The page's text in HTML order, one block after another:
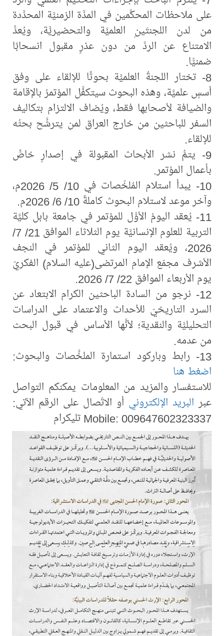
على ملاحظات المحكِّمين في المدَّة الزمنيَّة المحدَّدة
من لدن اللجنتَينِ العلميَّة والتحضيريَّة، ويُعدُّ
الامتناع عن الردِّ من دون عذرٍ مقبول انسحابًا
ضمنيًّا.
8- تختار اللجنةُ العلميَّة بحوثًا للإلقاء على وفق
أسسٍ علميَّة، وهذه البحوث سيتكفَّل المؤتمرُ بالإقامة
والضيافة لأصحابها فقط، ويُضاف الالتزام بتكاليف
السفر للباحثين من خارج العراق لمن يترشَّح بحثُه
للإلقاء.
9- يتمُّ نشر الأبحاث المقبولة في إصدارٍ خاصٍّ
بأعمال المؤتمر.
10- يبدأ استلام المُلخّصات في 10/ 5/ 2026م،
وآخر موعد لاستلام البحوث كاملةً 10/ 6/ 2026م.
11- يُعقد اليومُ الأوَّل للمؤتمر في جامعة بابل كليَّة
التربية للعلوم الإنسانيَّة يوم الثلاثاء الموافق 21/ 7/
2026، ويُعقد اليوم الثاني للمؤتمر في النجف
الأشرف مجمّع الإمام المرتضى(عليه السلام) الفكريّ
يوم الأربعاء الموافق 22/ 7/ 2026.
12- نرجو من السادة الباحثين الكرام الابتعاد عن
السرد التاريخيّ للأحداث والاعتماد على الدراسات
التحليليَّة والنقدية؛ لأنَّها الأساس في قبول البحث
من عدمه.
13- رابط وباركود استمارة الملخَّصات والبحوث:
اضغط هنا
للاستفسار والمزيد من المعلومات يمكنكم التواصل
عبر البريد الإلكتروني أو الاتّصال على الرقم الآتي:
Mobile: 009647602323337 تليكرام